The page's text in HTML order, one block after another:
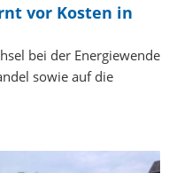
vor Kosten in
bei der Energiewende
sowie auf die